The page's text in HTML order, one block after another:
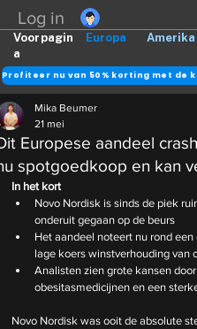
Log in
Europa Amerika
Voorpagin
a
Europese aandeel
spotgoedkoop en kan
Mika Beumer
21 mei
In het kort
Novo Nordisk is sinds de piek
onderuit gegaan op de beurs
Het aandeel noteert nu rond een
lage koers winstverhouding van
Analisten zien grote kansen
obesitasmedicijnen en een
Novo Nordisk was ooit de absolute